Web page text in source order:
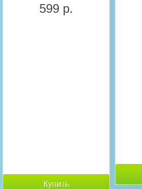
599 р.
Купить